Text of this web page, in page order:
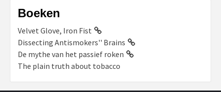
Boeken
Velvet Glove, Iron Fist
Dissecting Antismokers'' Brains
De mythe van het passief roken
The plain truth about tobacco